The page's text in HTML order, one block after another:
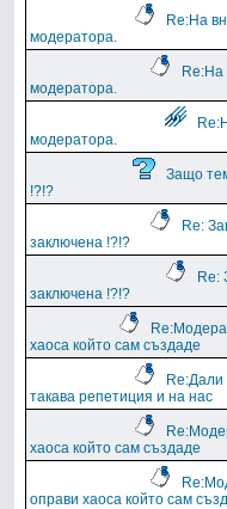
Re:На
модератора.
Re:На
модератора.
модератора.
Защо
!?!?
Re:
заключена !?!?
Re:
заключена !?!?
хаоса който сам създаде
Re:Дали
такава репетиция и на нас
хаоса който сам създаде
оправи хаоса който сам